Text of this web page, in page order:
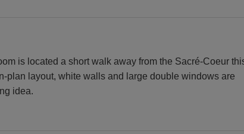
is located a short walk away from the Sacré-Coeur
plan layout, white walls and large double windows are
idea.